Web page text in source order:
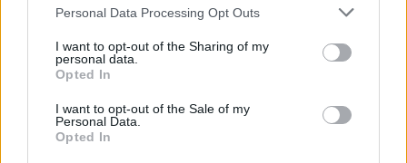
Please note that this website/app uses one or more Google
not limited to your visit or usage behaviour. You may click to
grant or deny consent to Google and its third-party tags to
use your data for below specified purposes in below Google
consent section.
Personal Data Processing Opt Outs
I want to opt-out of the Sharing of my
personal data.
Opted In
I want to opt-out of the Sale of my
Personal Data.
Opted In
ingyenes luxuscikkeket,kriptodevizát vagy más
különleges ajándékot kaphat.
A csalók viszont kizárólag a személyes adatokat
személyazonossággal kapcsolatos csalást vagy
lopást kövessenek el.